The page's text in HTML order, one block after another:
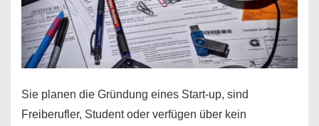
Sie planen die Gründung eines Start-up, sind
Freiberufler, Student oder verfügen über kein